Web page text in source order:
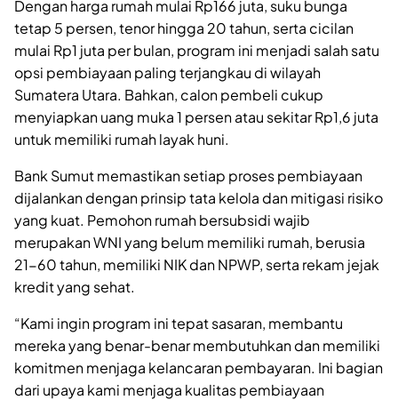
Dengan harga rumah mulai Rp166 juta, suku bunga
tetap 5 persen, tenor hingga 20 tahun, serta cicilan
mulai Rp1 juta per bulan, program ini menjadi salah satu
opsi pembiayaan paling terjangkau di wilayah
Sumatera Utara. Bahkan, calon pembeli cukup
menyiapkan uang muka 1 persen atau sekitar Rp1,6 juta
untuk memiliki rumah layak huni.
Bank Sumut memastikan setiap proses pembiayaan
dijalankan dengan prinsip tata kelola dan mitigasi risiko
yang kuat. Pemohon rumah bersubsidi wajib
merupakan WNI yang belum memiliki rumah, berusia
21-60 tahun, memiliki NIK dan NPWP, serta rekam jejak
kredit yang sehat.
“Kami ingin program ini tepat sasaran, membantu
mereka yang benar-benar membutuhkan dan memiliki
komitmen menjaga kelancaran pembayaran. Ini bagian
dari upaya kami menjaga kualitas pembiayaan